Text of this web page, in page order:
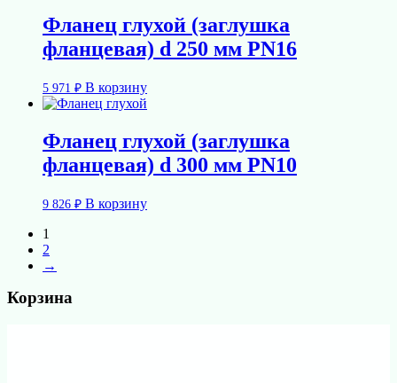
Фланец глухой (заглушка
фланцевая) d 250 мм PN16
5 971 ₽ В корзину
Фланец глухой (заглушка
фланцевая) d 300 мм PN10
9 826 ₽ В корзину
1
2
→
Корзина